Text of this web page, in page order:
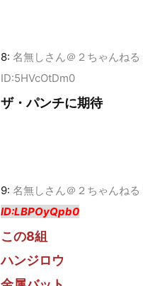
8: 名無しさん＠２ちゃんねる
ID:5HVcOtDm0
ザ・パンチに期待
9: 名無しさん＠２ちゃんねる
ID:LBPOyQpb0
この8組
ハンジロウ